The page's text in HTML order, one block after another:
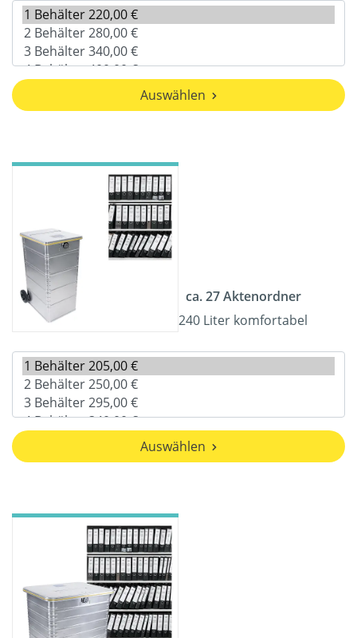
Auswählen
ca. 27 Aktenordner
240 Liter komfortabel
Auswählen